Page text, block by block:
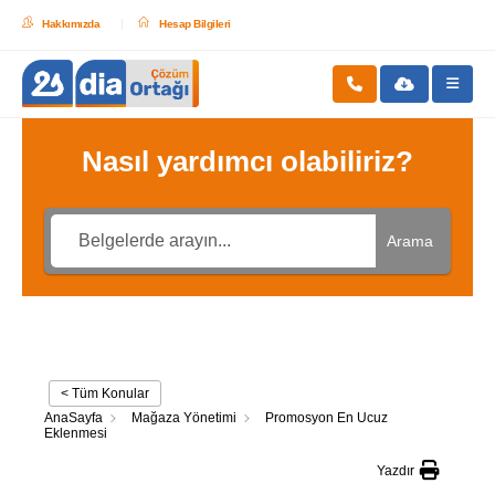
Hakkımızda Hesap Bilgileri
Nasıl yardımcı olabiliriz?
Arama
< Tüm Konular
AnaSayfa
Mağaza Yönetimi
Promosyon En Ucuz
Eklenmesi
Yazdır